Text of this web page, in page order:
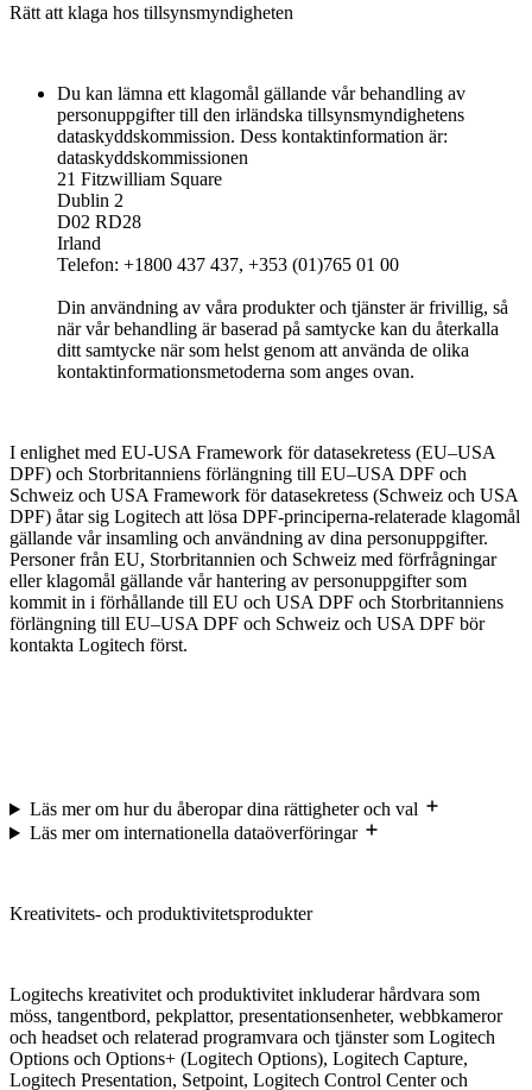
Rätt att klaga hos tillsynsmyndigheten
Du kan lämna ett klagomål gällande vår behandling av
personuppgifter till den irländska tillsynsmyndighetens
dataskyddskommission. Dess kontaktinformation är:
dataskyddskommissionen
21 Fitzwilliam Square
Dublin 2
D02 RD28
Irland
Telefon: +1800 437 437, +353 (01)765 01 00
Din användning av våra produkter och tjänster är frivillig, så
när vår behandling är baserad på samtycke kan du återkalla
ditt samtycke när som helst genom att använda de olika
kontaktinformationsmetoderna som anges ovan.
I enlighet med EU-USA Framework för datasekretess (EU–USA
DPF) och Storbritanniens förlängning till EU–USA DPF och
Schweiz och USA Framework för datasekretess (Schweiz och USA
DPF) åtar sig Logitech att lösa DPF-principerna-relaterade klagomål
gällande vår insamling och användning av dina personuppgifter.
Personer från EU, Storbritannien och Schweiz med förfrågningar
eller klagomål gällande vår hantering av personuppgifter som
kommit in i förhållande till EU och USA DPF och Storbritanniens
förlängning till EU–USA DPF och Schweiz och USA DPF bör
kontakta Logitech först.
Läs mer om hur du åberopar dina rättigheter och val
Läs mer om internationella dataöverföringar
Kreativitets- och produktivitetsprodukter
Logitechs kreativitet och produktivitet inkluderar hårdvara som
möss, tangentbord, pekplattor, presentationsenheter, webbkameror
och headset och relaterad programvara och tjänster som Logitech
Options och Options+ (Logitech Options), Logitech Capture,
Logitech Presentation, Setpoint, Logitech Control Center och